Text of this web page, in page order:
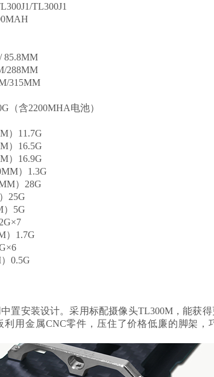
TL300J1
85.8MM
288MM
315MM
（含2200MHA电池）
）11.7G
）16.5G
）16.9G
）1.3G
）28G
25G
）5G
）1.7G
0.5G
置安装设计。采用标配摄像头TL300M，能获得
利用金属CNC零件，压住了价格低廉的脚架，